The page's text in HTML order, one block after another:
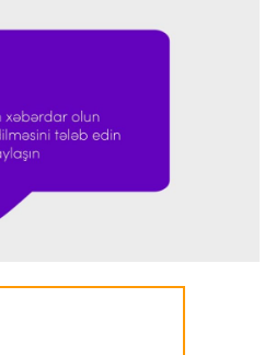
"Milan"da qalacaq"
transfer etmək